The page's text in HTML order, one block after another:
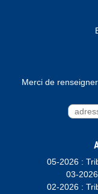
Merci de
05-2026 :
03-
02-2026 :